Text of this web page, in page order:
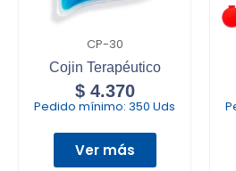
CP-30
Cojin Terapéutico
$4.370
Pedido mínimo: 350 Uds
Ver más